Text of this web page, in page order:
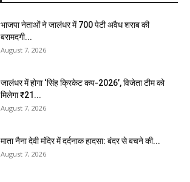
भाजपा नेताओं ने जालंधर में 700 पेटी अवैध शराब की
बरामदगी...
August 7, 2026
जालंधर में होगा ‘सिंह क्रिकेट कप-2026’, विजेता टीम को
मिलेगा ₹21...
August 7, 2026
माता नैना देवी मंदिर में दर्दनाक हादसा: बंदर से बचने की...
August 7, 2026